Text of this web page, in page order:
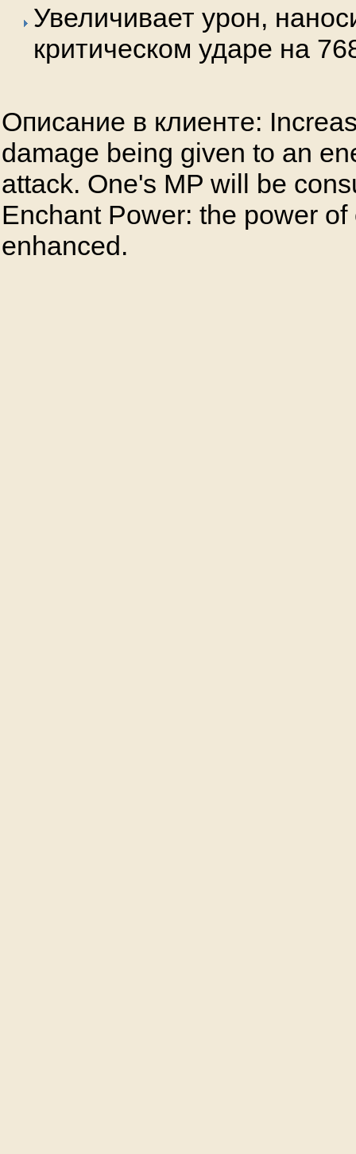
Увеличивает урон,
критическом ударе на
Описание в клиенте:
damage being given to an
attack. One's MP will be
Enchant Power: the power
enhanced.